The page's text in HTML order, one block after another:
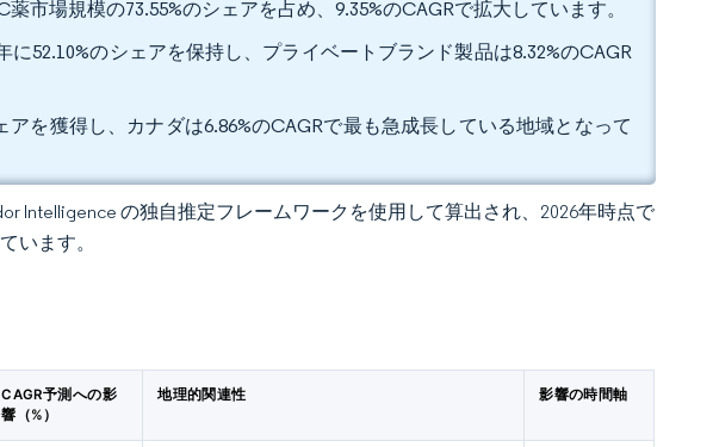
市場規模の73.55%のシェアを占め、9.35%のCAGRで拡大しています。
52.10%のシェアを保持し、プライベートブランド製品は8.32%のCAGR
アを獲得し、カナダは6.86%のCAGRで最も急成長している地域となって
Intelligence の独自推定フレームワークを使用して算出され、2026年時点で
います。
CAGR予測への影
響（%）
地理的関連性 影響の時間軸